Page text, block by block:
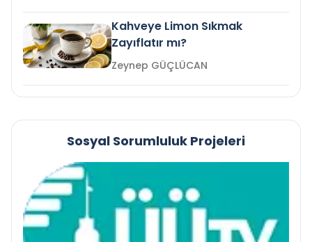
Kahveye Limon Sıkmak
Zayıflatır mı?
Zeynep GÜÇLÜCAN
Sosyal Sorumluluk Projeleri